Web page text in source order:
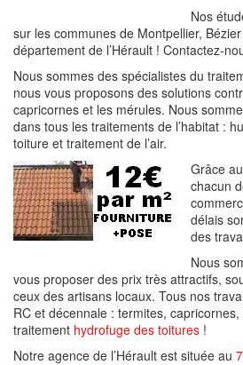
Nos
sur les communes de Montpellier,
département de l’Hérault ! Contactez-
Nous sommes des spécialistes du
nous vous proposons des solutions
capricornes et les mérules. Nous
dans tous les traitements de l’habitat :
toiture et traitement de l’air.
Grâce
chacun
délais
des
Nous
vous proposer des prix très attractifs,
ceux des artisans locaux. Tous nos
RC et décennale : termites,
traitement hydrofuge des toitures !
Notre agence de l’Hérault est située au